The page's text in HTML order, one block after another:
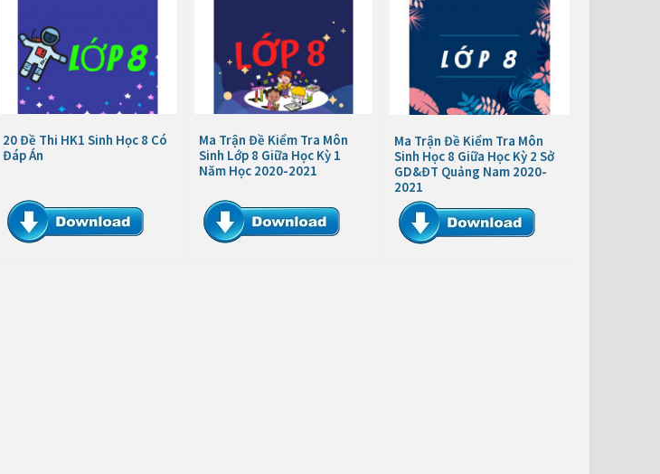
20 Đề Thi HK1 Sinh Học 8 Có
Đáp Án
Ma Trận Đề Kiểm Tra Môn
Sinh Lớp 8 Giữa Học Kỳ 1
Năm Học 2020-2021
Ma Trận Đề Kiểm Tra Môn
Sinh Học 8 Giữa Học Kỳ 2 Sở
GD&ĐT Quảng Nam 2020-
2021